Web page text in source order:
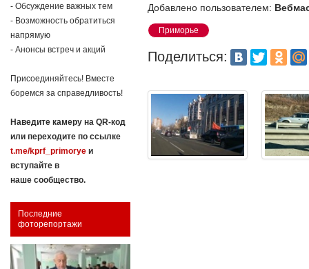
- Обсуждение важных тем
- Возможность обратиться
напрямую
- Анонсы встреч и акций
Присоединяйтесь! Вместе
боремся за справедливость!
Наведите камеру на QR-код
или переходите по ссылке
t.me/kprf_primorye и
вступайте в
наше сообщество.
Последние
фоторепортажи
Добавлено пользователем:
Приморье
Поделиться: